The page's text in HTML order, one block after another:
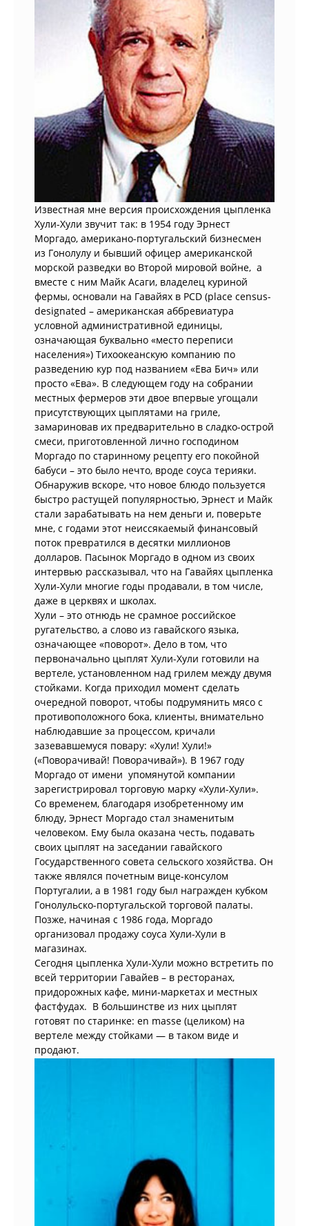
Известная мне версия происхождения цыпленка
Хули-Хули звучит так: в 1954 году Эрнест
Моргадо, американо-португальский бизнесмен
из Гонолулу и бывший офицер американской
морской разведки во Второй мировой войне, а
вместе с ним Майк Асаги, владелец куриной
фермы, основали на Гавайях в PCD (place census-
designated – американская аббревиатура
условной административной единицы,
означающая буквально «место переписи
населения») Тихоокеанскую компанию по
разведению кур под названием «Ева Бич» или
просто «Ева». В следующем году на собрании
местных фермеров эти двое впервые угощали
присутствующих цыплятами на гриле,
замариновав их предварительно в сладко-острой
смеси, приготовленной лично господином
Моргадо по старинному рецепту его покойной
бабуси – это было нечто, вроде соуса терияки.
Обнаружив вскоре, что новое блюдо пользуется
быстро растущей популярностью, Эрнест и Майк
стали зарабатывать на нем деньги и, поверьте
мне, с годами этот неиссякаемый финансовый
поток превратился в десятки миллионов
долларов. Пасынок Моргадо в одном из своих
интервью рассказывал, что на Гавайях цыпленка
Хули-Хули многие годы продавали, в том числе,
даже в церквях и школах.
Хули – это отнюдь не срамное российское
ругательство, а слово из гавайского языка,
означающее «поворот». Дело в том, что
первоначально цыплят Хули-Хули готовили на
вертеле, установленном над грилем между двумя
стойками. Когда приходил момент сделать
очередной поворот, чтобы подрумянить мясо с
противоположного бока, клиенты, внимательно
наблюдавшие за процессом, кричали
зазевавшемуся повару: «Хули! Хули!»
(«Поворачивай! Поворачивай»). В 1967 году
Моргадо от имени упомянутой компании
зарегистрировал торговую марку «Хули-Хули».
Со временем, благодаря изобретенному им
блюду, Эрнест Моргадо стал знаменитым
человеком. Ему была оказана честь, подавать
своих цыплят на заседании гавайского
Государственного совета сельского хозяйства. Он
также являлся почетным вице-консулом
Португалии, а в 1981 году был награжден кубком
Гонолульско-португальской торговой палаты.
Позже, начиная с 1986 года, Моргадо
организовал продажу соуса Хули-Хули в
магазинах.
Сегодня цыпленка Хули-Хули можно встретить по
всей территории Гавайев – в ресторанах,
придорожных кафе, мини-маркетах и местных
фастфудах. В большинстве из них цыплят
готовят по старинке: en masse (целиком) на
вертеле между стойками — в таком виде и
продают.